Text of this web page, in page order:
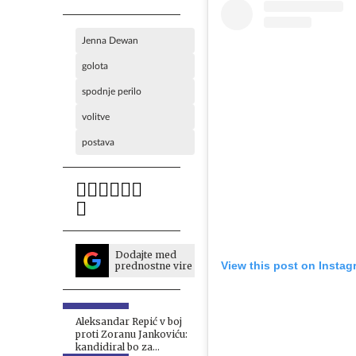
Jenna Dewan
golota
spodnje perilo
volitve
postava
Dodajte med
prednostne vire
Aleksandar Repić v boj
proti Zoranu Jankoviću:
kandidiral bo za
View this post on